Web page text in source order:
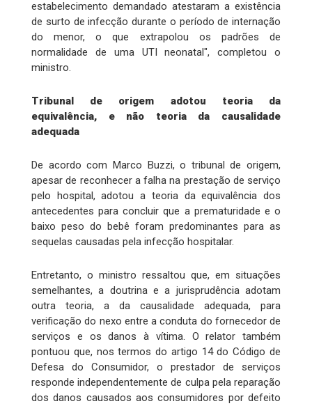
estabelecimento demandado atestaram a existência
de surto de infecção durante o período de internação
do menor, o que extrapolou os padrões de
normalidade de uma UTI neonatal", completou o
ministro.
Tribunal de origem adotou teoria da
equivalência, e não teoria da causalidade
adequada
De acordo com Marco Buzzi, o tribunal de origem,
apesar de reconhecer a falha na prestação de serviço
pelo hospital, adotou a teoria da equivalência dos
antecedentes para concluir que a prematuridade e o
baixo peso do bebê foram predominantes para as
sequelas causadas pela infecção hospitalar.
Entretanto, o ministro ressaltou que, em situações
semelhantes, a doutrina e a jurisprudência adotam
outra teoria, a da causalidade adequada, para
verificação do nexo entre a conduta do fornecedor de
serviços e os danos à vítima. O relator também
pontuou que, nos termos do artigo 14 do Código de
Defesa do Consumidor, o prestador de serviços
responde independentemente de culpa pela reparação
dos danos causados aos consumidores por defeito